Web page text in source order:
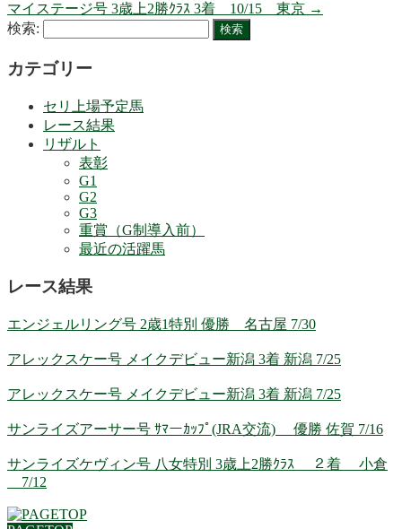
マイステージ号 3歳上2勝ｸﾗｽ 3着 10/15 東京 →
検索:
カテゴリー
セリ上場予定馬
レース結果
リザルト
表彰
G1
G2
G3
重賞（G制導入前）
最近の活躍馬
レース結果
エンジェルリング号 2歳1特別 優勝 名古屋 7/30
アレックスケー号 メイクデビュー新潟 3着 新潟 7/25
アレックスケー号 メイクデビュー新潟 3着 新潟 7/25
サンライズアーサー号 ｻﾏーｶｯﾌﾟ(JRA交流) 優勝 佐賀 7/16
サンライズケヴィン号 八女特別 3歳上2勝ｸﾗｽ ２着 小倉
7/12